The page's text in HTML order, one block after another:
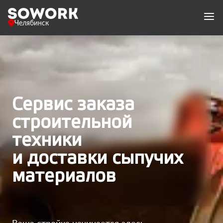
Челябинск
Сервис заказа
строительной
техники
и доставки сыпучих
материалов